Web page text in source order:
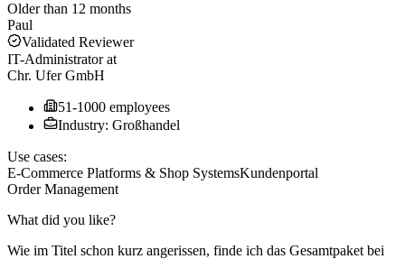
Older than 12 months
Paul
Validated Reviewer
IT-Administratorat
Chr. Ufer GmbH
51-1000 employees
Industry: Großhandel
Use cases:
E-Commerce Platforms & Shop SystemsKundenportal
Order Management
What did you like?
Wie im Titel schon kurz angerissen, finde ich das Gesamtpaket bei